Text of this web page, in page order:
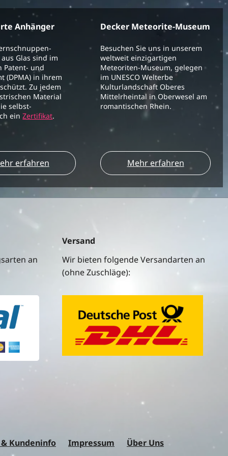
Anhänger
Glas sind im
Patent- und
(DPMA) in ihrem
Zu jedem
Material
selbst-
einZertifikat.
erfahren
Decker Meteorite-Museum
Besuchen Sie uns in unserem
weltweit einzigartigen
Meteoriten-Museum, gelegen
im UNESCO Welterbe
Kulturlandschaft Oberes
Mittelrheintal in Oberwesel am
romantischen Rhein.
Mehr erfahren
an
Versand
Wir bieten folgende Versandarten an
(ohne Zuschläge):
& Kundeninfo Impressum Über Uns